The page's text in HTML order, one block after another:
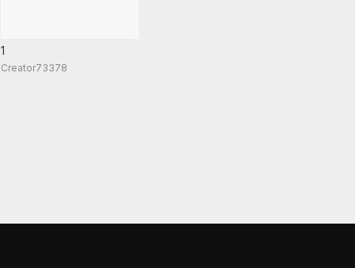
1
Creator73378